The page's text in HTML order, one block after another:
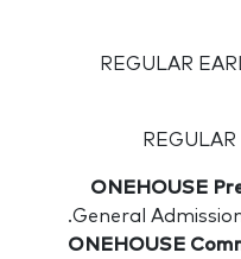
ONEHOUSE
General
ONEHOUSE